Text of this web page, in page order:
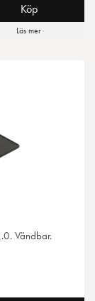
Köp
Läs mer
Vändbar.